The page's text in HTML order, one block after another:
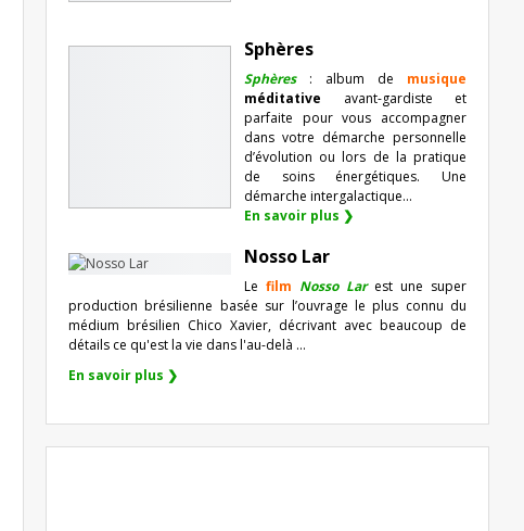
Sphères
Sphères: album de musique
méditative avant-gardiste et
parfaite pour vous accompagner
dans votre démarche personnelle
d’évolution ou lors de la pratique
de soins énergétiques. Une
démarche intergalactique...
En savoir plus ❯
Nosso Lar
Le film Nosso Lar est une super
production brésilienne basée sur l’ouvrage le plus connu du
médium brésilien Chico Xavier, décrivant avec beaucoup de
détails ce qu'est la vie dans l'au-delà ...
En savoir plus ❯